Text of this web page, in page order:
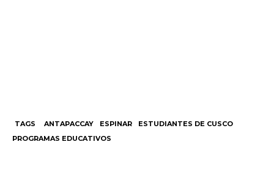
TAGS ANTAPACCAY ESPINAR
ESTUDIANTES DE CUSCO
PROGRAMAS EDUCATIVOS